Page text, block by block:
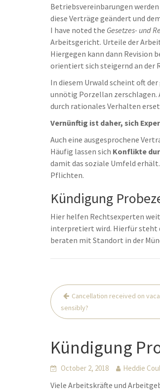
Betriebsvereinbarungen
diese Verträge geändert und
I have noted the Gesetzes- und
Arbeitsgericht. Urteile der
Hiergegen kann dann Revision
orientiert sich steigernd an der
In diesem Urwald scheint oft
unnötig Porzellan zerschlagen.
durch rationales Verhalten
Vernünftig ist daher, sich
Auch eine ausgesprochene
Häufig lassen sich Konflikte
damit das soziale Umfeld
Pflichten.
Kündigung
Hier helfen Rechtsexperten
interpretiert wird. Hierfür steht
beraten mit Standort in der
Post
navigation
Cancellation received on
sensibly?
Kündigung
October 2, 2018 Heddie
Viele Arbeitskräfte und